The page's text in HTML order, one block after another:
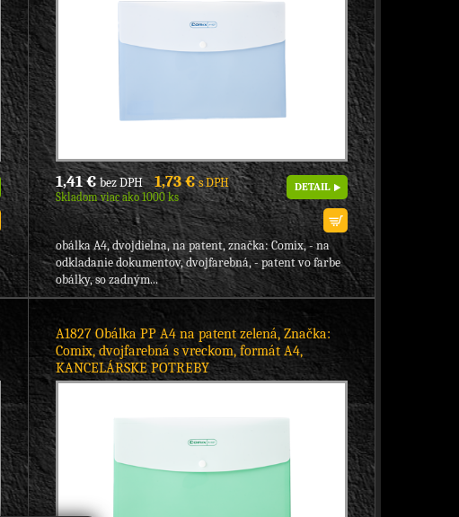
1,41 €bez DPH 1,73 €s DPH
Skladom viac ako 1000 ks
DETAIL
obálka A4, dvojdielna, na patent, značka: Comix, - na
odkladanie dokumentov, dvojfarebná, - patent vo farbe
obálky, so zadným...
A1827 Obálka PP A4 na patent zelená, Značka:
Comix, dvojfarebná s vreckom, formát A4,
KANCELÁRSKE POTREBY